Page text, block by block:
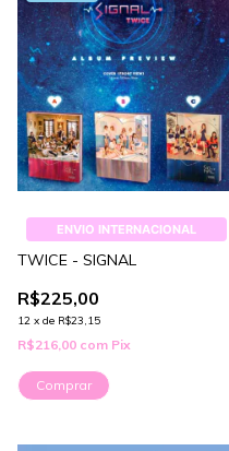
ENVIO INTERNACIONAL
TWICE - SIGNAL
R$225,00
12 x de R$23,15
R$216,00 com Pix
Comprar